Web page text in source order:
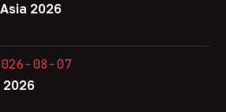
2026
08-07
2026